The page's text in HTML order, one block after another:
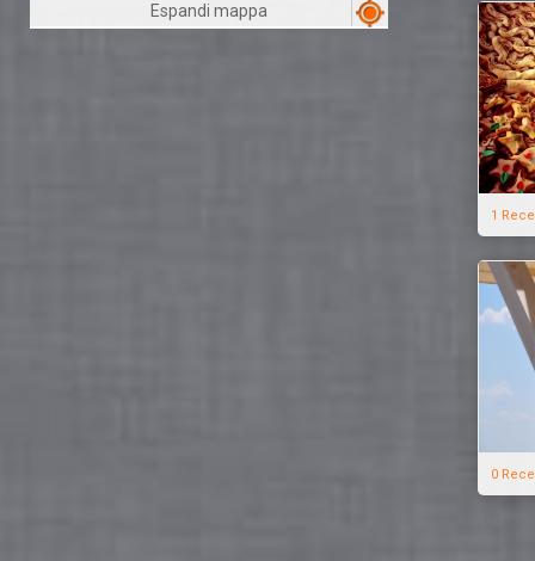
Espandi mappa
1
0